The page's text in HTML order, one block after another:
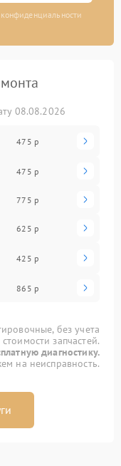
08.08.2026
475 р
475 р
775 р
625 р
425 р
865 р
без учета
стоимости запчастей.
диагностику.
на неисправность.